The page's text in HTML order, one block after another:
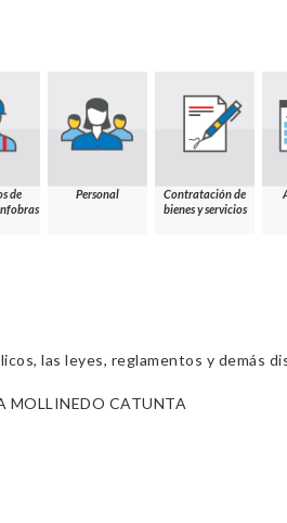
de
Personal
Contratación de
bienes y servicios
las leyes, reglamentos y demás
MOLLINEDO CATUNTA